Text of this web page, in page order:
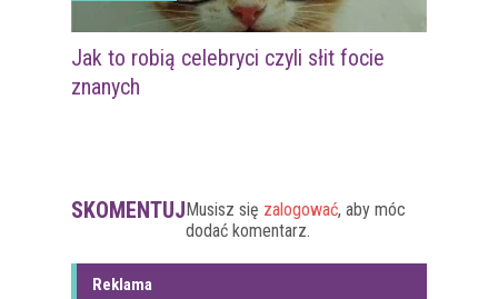
Jak to robią celebryci czyli słit focie
znanych
SKOMENTUJMusisz się zalogować, aby móc
dodać komentarz.
Reklama